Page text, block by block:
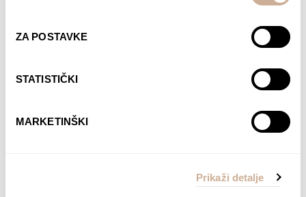
ZA POSTAVKE
STATISTIČKI
MARKETINŠKI
Prikaži detalje